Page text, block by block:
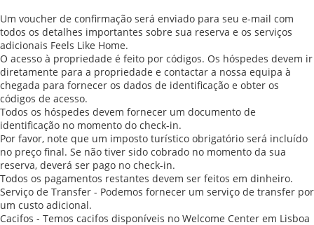
Um voucher de confirmação será enviado para seu e-mail com
todos os detalhes importantes sobre sua reserva e os serviços
adicionais Feels Like Home.
O acesso à propriedade é feito por códigos. Os hóspedes devem ir
diretamente para a propriedade e contactar a nossa equipa à
chegada para fornecer os dados de identificação e obter os
códigos de acesso.
Todos os hóspedes devem fornecer um documento de
identificação no momento do check-in.
Por favor, note que um imposto turístico obrigatório será incluído
no preço final. Se não tiver sido cobrado no momento da sua
reserva, deverá ser pago no check-in.
Todos os pagamentos restantes devem ser feitos em dinheiro.
Serviço de Transfer - Podemos fornecer um serviço de transfer por
um custo adicional.
Cacifos - Temos cacifos disponíveis no Welcome Center em Lisboa